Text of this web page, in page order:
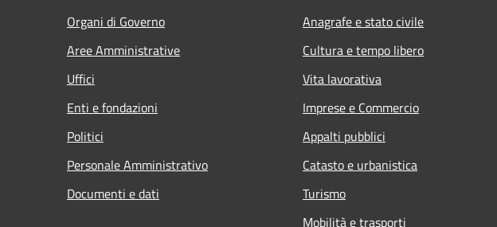
Organi di Governo
Aree Amministrative
Uffici
Enti e fondazioni
Politici
Personale Amministrativo
Documenti e dati
Anagrafe e stato civile
Cultura e tempo libero
Vita lavorativa
Imprese e Commercio
Appalti pubblici
Catasto e urbanistica
Turismo
Mobilità e trasporti